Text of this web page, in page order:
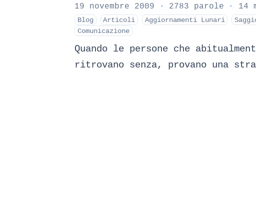
19 novembre 2009 · 2783 parole · 14
Blog Articoli Aggiornamenti Lunari
Comunicazione
Quando le persone che
ritrovano senza, provano una